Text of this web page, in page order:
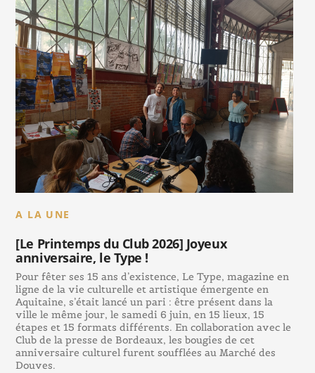
A LA UNE
[Le Printemps du Club 2026] Joyeux
anniversaire, le Type !
Pour fêter ses 15 ans d’existence, Le Type, magazine en
ligne de la vie culturelle et artistique émergente en
Aquitaine, s’était lancé un pari : être présent dans la
ville le même jour, le samedi 6 juin, en 15 lieux, 15
étapes et 15 formats différents. En collaboration avec le
Club de la presse de Bordeaux, les bougies de cet
anniversaire culturel furent soufflées au Marché des
Douves.